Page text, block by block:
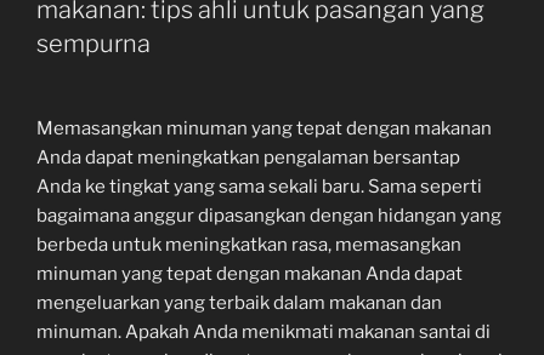
makanan: tips ahli untuk pasangan yang
sempurna
Memasangkan minuman yang tepat dengan makanan
Anda dapat meningkatkan pengalaman bersantap
Anda ke tingkat yang sama sekali baru. Sama seperti
bagaimana anggur dipasangkan dengan hidangan yang
berbeda untuk meningkatkan rasa, memasangkan
minuman yang tepat dengan makanan Anda dapat
mengeluarkan yang terbaik dalam makanan dan
minuman. Apakah Anda menikmati makanan santai di